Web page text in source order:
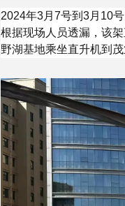
2024年3月7号到3月10
根据现场人员透漏，该
野湖基地乘坐直升机到